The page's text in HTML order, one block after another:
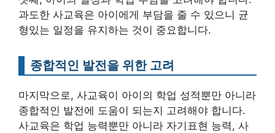
과도한 사교육은 아이에게 부담을 줄 수 있으니 균
형있는 일정을 유지하는 것이 중요합니다.
종합적인 발전을 위한 고려
마지막으로, 사교육이 아이의 학업 성적뿐만 아니라
종합적인 발전에 도움이 되는지 고려해야 합니다.
사교육은 학업 능력뿐만 아니라 자기표현 능력, 사